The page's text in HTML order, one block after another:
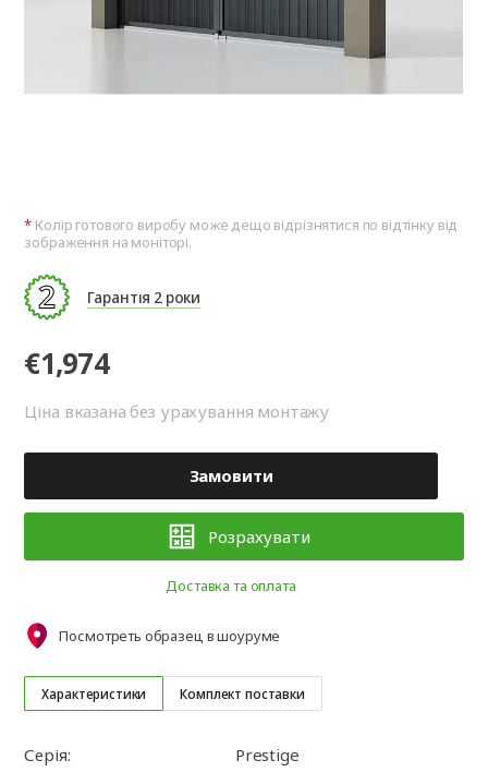
Колір готового виробу може дещо відрізнятися по відтінку від
зображення на моніторі.
Характеристики Комплект поставки
Серія:
Prestige
Гарантія 2 роки
€1,974
Ціна вказана без урахування монтажу
Замовити
Розрахувати
Доставка та оплата
Посмотреть образец в шоуруме